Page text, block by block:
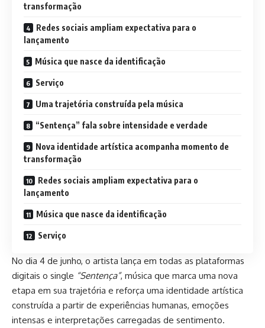
transformação
Redes sociais ampliam expectativa para o
lançamento
Música que nasce da identificação
Serviço
Uma trajetória construída pela música
“Sentença” fala sobre intensidade e verdade
Nova identidade artística acompanha momento de
transformação
Redes sociais ampliam expectativa para o
lançamento
Música que nasce da identificação
Serviço
No dia 4 de junho, o artista lança em todas as plataformas
digitais o single “Sentença”, música que marca uma nova
etapa em sua trajetória e reforça uma identidade artística
construída a partir de experiências humanas, emoções
intensas e interpretações carregadas de sentimento.